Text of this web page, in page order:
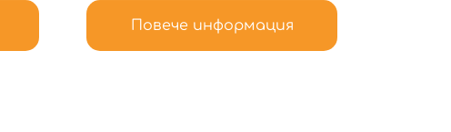
Повече информация